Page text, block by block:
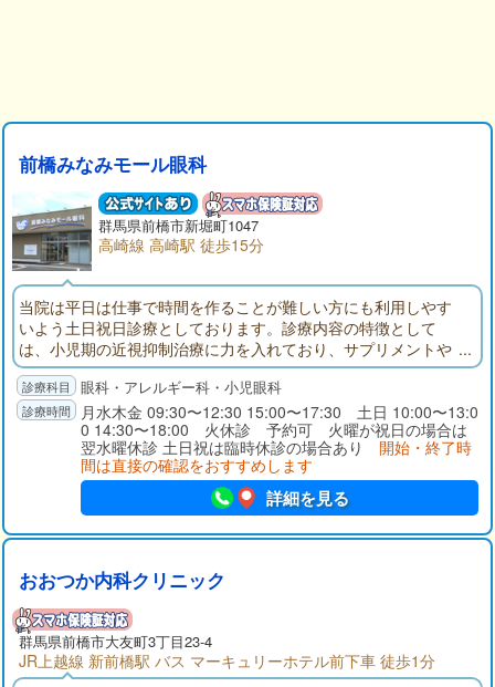
前橋みなみモール眼科
群馬県前橋市新堀町1047
高崎線 高崎駅 徒歩15分
当院は平日は仕事で時間を作ることが難しい方にも利用しやす
いよう土日祝日診療としております。診療内容の特徴として
は、小児期の近視抑制治療に力を入れており、サプリメントや
オルソケラトロジーといった複数の治療選択肢をご用意してい
ます。お子さんの条件に合わせた治療法をご提案します。その
他には「スギ」もしくは「ダニ」アレルギーの方に舌下免疫療
法というアレルギー体質改善の治療法も行っています。
眼科・アレルギー科・小児眼科
月水木金 09:30〜12:30 15:00〜17:30 土日 10:00〜13:0
0 14:30〜18:00 火休診 予約可 火曜が祝日の場合は
翌水曜休診 土日祝は臨時休診の場合あり 開始・終了時
間は直接の確認をおすすめします
詳細を見る
おおつか内科クリニック
群馬県前橋市大友町3丁目23-4
JR上越線 新前橋駅 バス マーキュリーホテル前下車 徒歩1分